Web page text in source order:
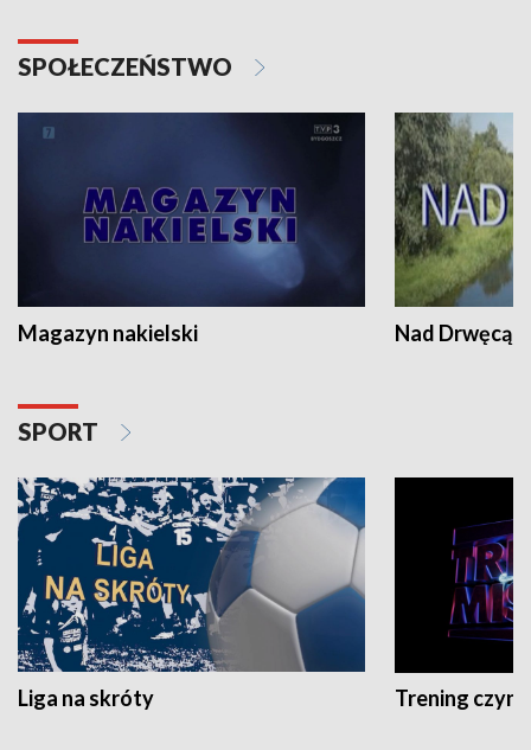
SPOŁECZEŃSTWO
Magazyn nakielski Nad Drwęcą
SPORT
Liga na skróty Trening czyni